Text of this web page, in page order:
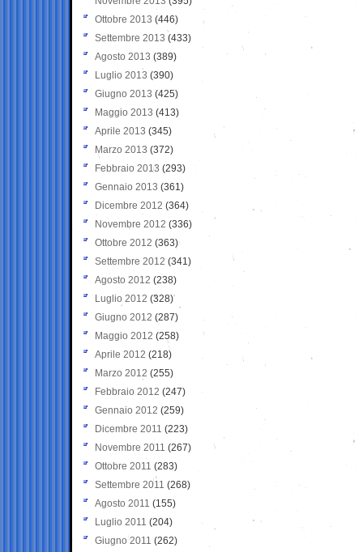
Ottobre 2013 (446)
Settembre 2013 (433)
Agosto 2013 (389)
Luglio 2013 (390)
Giugno 2013 (425)
Maggio 2013 (413)
Aprile 2013 (345)
Marzo 2013 (372)
Febbraio 2013 (293)
Gennaio 2013 (361)
Dicembre 2012 (364)
Novembre 2012 (336)
Ottobre 2012 (363)
Settembre 2012 (341)
Agosto 2012 (238)
Luglio 2012 (328)
Giugno 2012 (287)
Maggio 2012 (258)
Aprile 2012 (218)
Marzo 2012 (255)
Febbraio 2012 (247)
Gennaio 2012 (259)
Dicembre 2011 (223)
Novembre 2011 (267)
Ottobre 2011 (283)
Settembre 2011 (268)
Agosto 2011 (155)
Luglio 2011 (204)
Giugno 2011 (262)